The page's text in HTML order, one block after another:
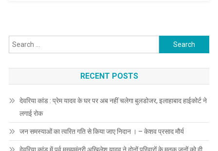
यादव
Search
for:
RECENT POSTS
देवरिया कांड : प्रेम यादव के घर पर अब नहीं चलेगा बुलडोजर, इलाहाबाद हाईकोर्ट ने
लगाई रोक
जन समस्याओं का त्वरित गति से किया जाए निदान । – केशव प्रसाद मौर्य